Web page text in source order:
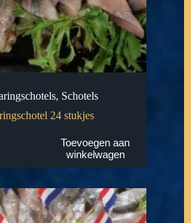
, Schotels
24 stukjes
Toevoegen aan
winkelwagen